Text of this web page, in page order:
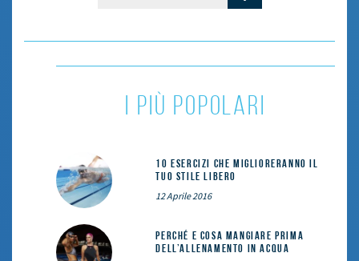
i più popolari
10 esercizi che miglioreranno il
tuo stile libero
12 Aprile 2016
Perché e cosa mangiare prima
dell’allenamento in acqua